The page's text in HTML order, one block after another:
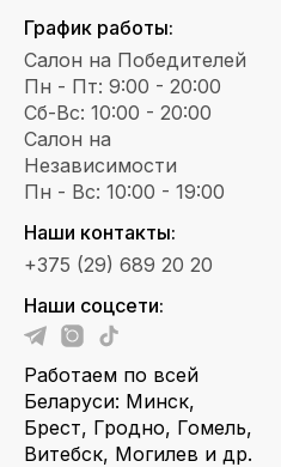
График работы:
Салон на Победителей
Пн - Пт: 9:00 - 20:00
Сб-Вс: 10:00 - 20:00
Салон на
Независимости
Пн - Вс: 10:00 - 19:00
Наши контакты:
+375 (29) 689 20 20
Наши соцсети:
Работаем по всей
Беларуси: Минск,
Брест, Гродно, Гомель,
Витебск, Могилев и др.